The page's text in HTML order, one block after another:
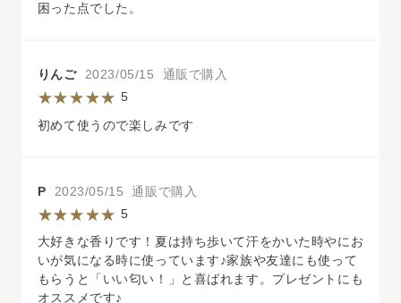
困った点でした。
りんご 2023/05/15 通販で購入
5
初めて使うので楽しみです
P 2023/05/15 通販で購入
5
大好きな香りです！夏は持ち歩いて汗をかいた時やにお
いが気になる時に使っています♪家族や友達にも使って
もらうと「いい匂い！」と喜ばれます。プレゼントにも
オススメです♪